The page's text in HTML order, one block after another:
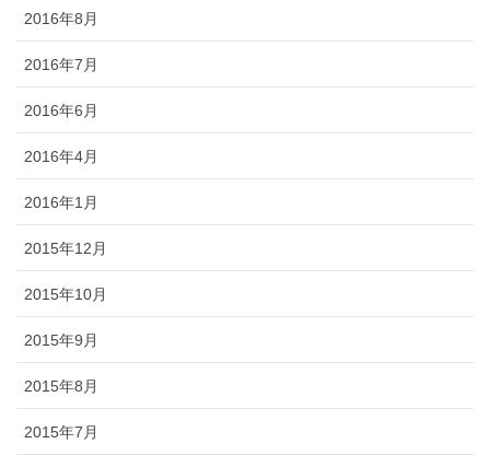
2016年8月
2016年7月
2016年6月
2016年4月
2016年1月
2015年12月
2015年10月
2015年9月
2015年8月
2015年7月